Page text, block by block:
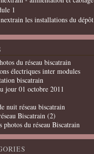
1
les installations du dépôt
du réseau biscatrain
électriques inter modules
biscatrain
jour 01 octobre 2011
nuit réseau biscatrain
Biscatrain (2)
photos du réseau Biscatrain